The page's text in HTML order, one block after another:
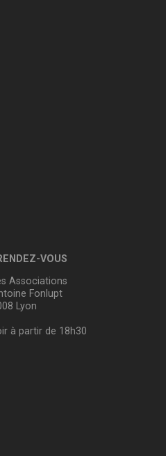
VOUS
Associations
Fonlupt
Lyon
à partir de 18h30